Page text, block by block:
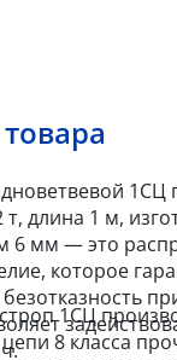
1СЦ
т, длина 1 м,
6 мм — это
которое
1СЦ
8 класса